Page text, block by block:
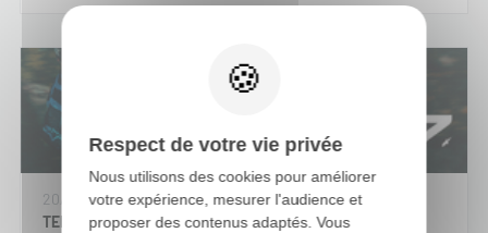
20/07/26
TENUES MOTOCROSS ALPINESTARS
Respect de votre vie privée
Nous utilisons des cookies pour améliorer
votre expérience, mesurer l'audience et
proposer des contenus adaptés. Vous